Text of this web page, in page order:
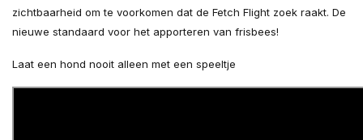
zichtbaarheid om te voorkomen dat de Fetch Flight zoek raakt. De
nieuwe standaard voor het apporteren van frisbees!
Laat een hond nooit alleen met een speeltje